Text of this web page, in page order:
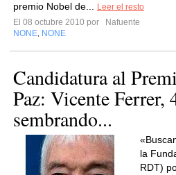
premio Nobel de...
Leer el resto
El 08 octubre 2010 por
Nafuente
NONE NONE
Candidatura al
Paz: Vicente Ferrer,
sembrando...
la
RDT)